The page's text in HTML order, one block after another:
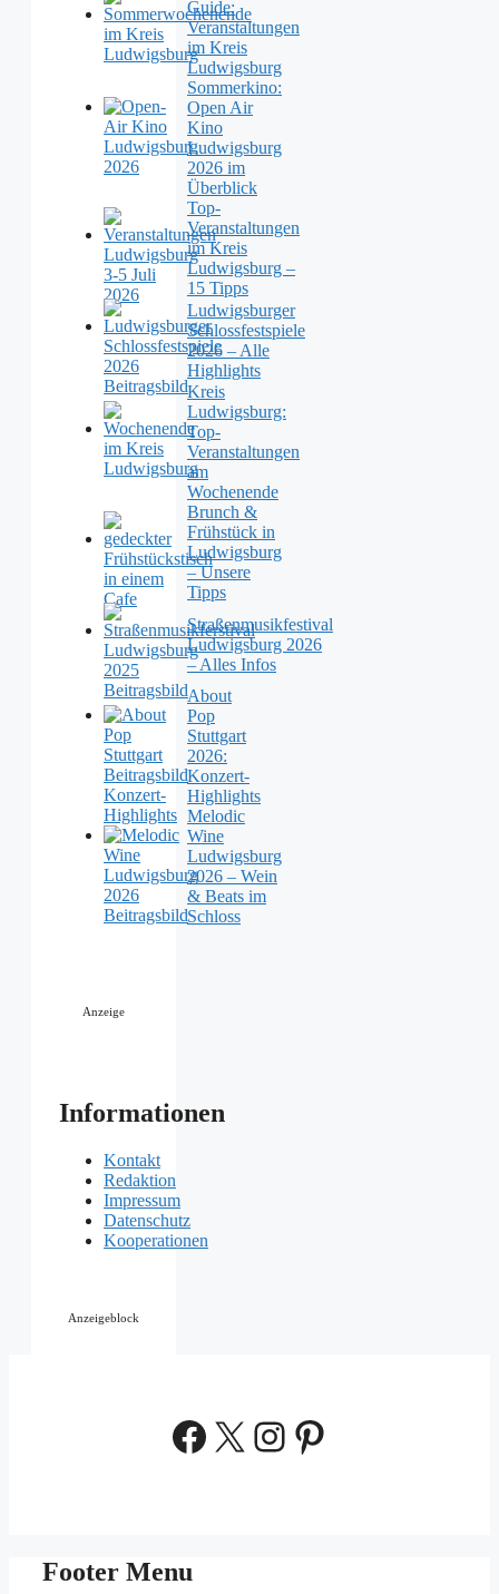
Guide:
Veranstaltungen
im Kreis
Ludwigsburg
Sommerkino:
Open Air
Kino
Ludwigsburg
2026 im
Überblick
Top-
Veranstaltungen
im Kreis
Ludwigsburg –
15 Tipps
Ludwigsburger
Schlossfestspiele
2026 – Alle
Highlights
Kreis
Ludwigsburg:
Top-
Veranstaltungen
am
Wochenende
Brunch &
Frühstück in
Ludwigsburg
– Unsere
Tipps
Straßenmusikfestival
Ludwigsburg 2026
– Alles Infos
About
Pop
Stuttgart
2026:
Konzert-
Highlights
Melodic
Wine
Ludwigsburg
2026 – Wein
& Beats im
Schloss
Anzeige
Informationen
Kontakt
Redaktion
Impressum
Datenschutz
Kooperationen
Anzeigeblock
Facebook
X Instagram
Pinterest
Footer Menu